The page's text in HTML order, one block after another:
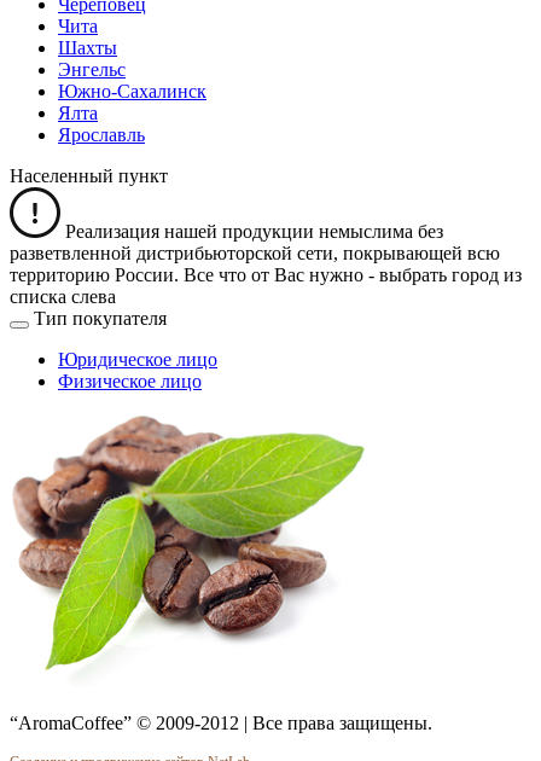
Череповец
Чита
Шахты
Энгельс
Южно-Сахалинск
Ялта
Ярославль
Населенный пункт
Реализация нашей продукции немыслима без
разветвленной дистрибьюторской сети, покрывающей всю
территорию России. Все что от Вас нужно - выбрать город из
списка слева
Тип покупателя
Юридическое лицо
Физическое лицо
“AromaCoffee” © 2009-2012 | Все права защищены.